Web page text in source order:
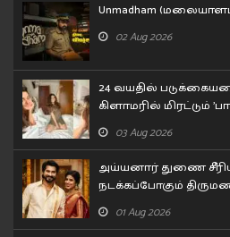
Unmadham
02 Aug 2026
24 வயதில்
கிளாமரில் மிரட்டும்
அனில்!
03 Aug 2026
அய்யனார் துணை
நடக்கப்போகும்
சர்ப்ரைஸ்
01 Aug 2026